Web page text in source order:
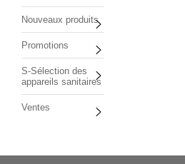
Nouveaux produits
Promotions
S-Sélection des
appareils sanitaires
Ventes